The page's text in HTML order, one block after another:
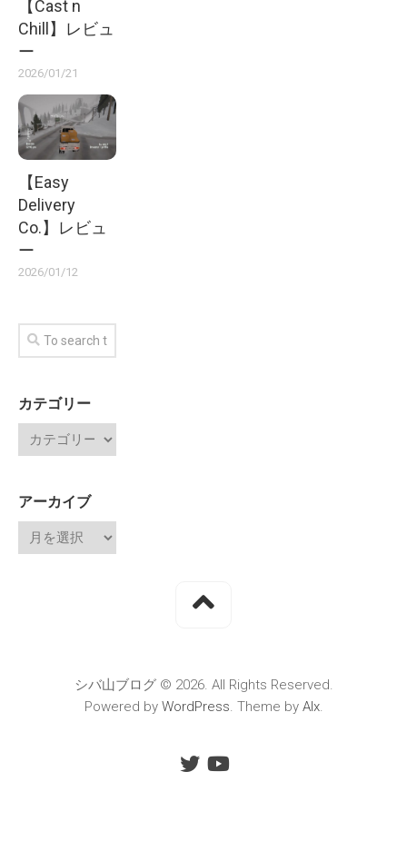
【Cast n
Chill】レビュ
ー
2026/01/21
【Easy
Delivery
Co.】レビュ
ー
2026/01/12
カテゴリー
アーカイブ
シバ山ブログ © 2026. All Rights Reserved.
Powered by WordPress. Theme by Alx.